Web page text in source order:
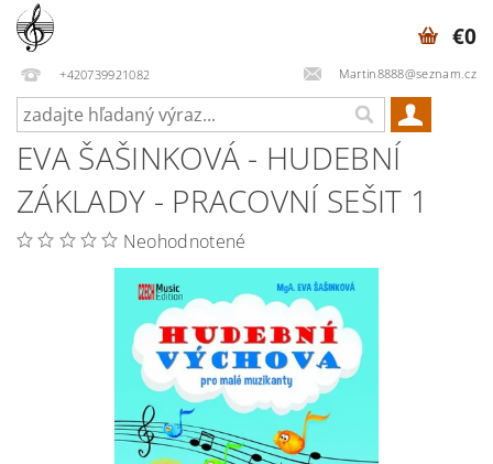
+420739921082 Martin8888@seznam.cz
€0
EVA ŠAŠINKOVÁ - HUDEBNÍ
ZÁKLADY - PRACOVNÍ SEŠIT 1
Neohodnotené